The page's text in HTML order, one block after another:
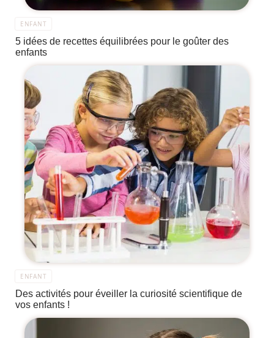
ENFANT
5 idées de recettes équilibrées pour le goûter des
enfants
ENFANT
Des activités pour éveiller la curiosité scientifique de
vos enfants !